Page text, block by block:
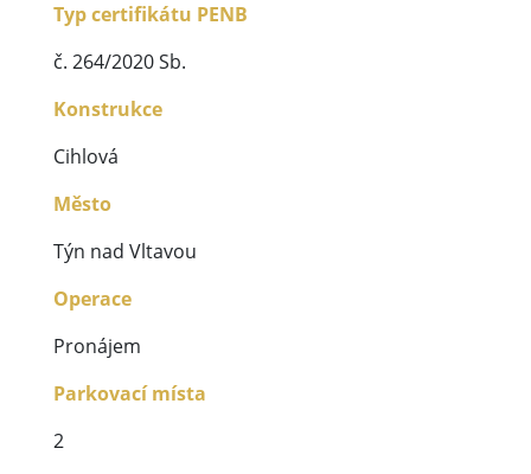
Typ certifikátu PENB
č. 264/2020 Sb.
Konstrukce
Cihlová
Město
Týn nad Vltavou
Operace
Pronájem
Parkovací místa
2